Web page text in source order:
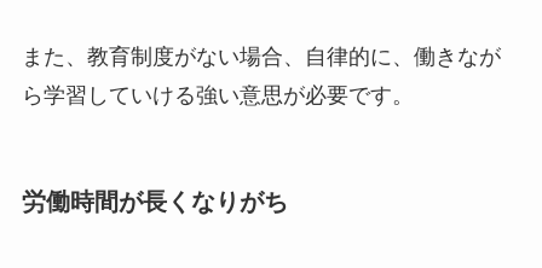
また、教育制度がない場合、自律的に、働きなが
ら学習していける強い意思が必要です。
労働時間が長くなりがち